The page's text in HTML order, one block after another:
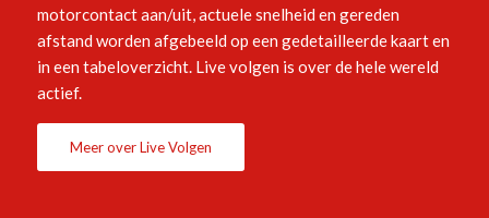
motorcontact aan/uit, actuele snelheid en gereden
afstand worden afgebeeld op een gedetailleerde kaart en
in een tabeloverzicht. Live volgen is over de hele wereld
actief.
Meer over Live Volgen